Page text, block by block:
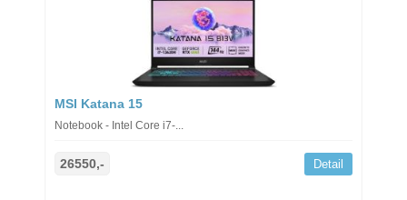
MSI Katana 15
Notebook - Intel Core i7-...
26550,- Detail